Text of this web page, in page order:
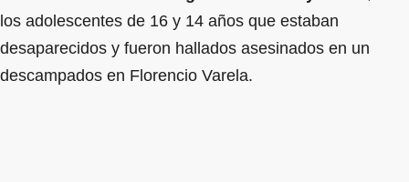
los adolescentes de 16 y 14 años que estaban
desaparecidos y fueron hallados asesinados en un
descampados en Florencio Varela.